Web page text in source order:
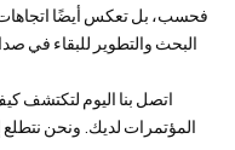
فحسب، بل تعكس أيضًا اتجاهات
البحث والتطوير للبقاء في
اتصل بنا اليوم لتكتشف
المؤتمرات لديك. ونحن نتطلع